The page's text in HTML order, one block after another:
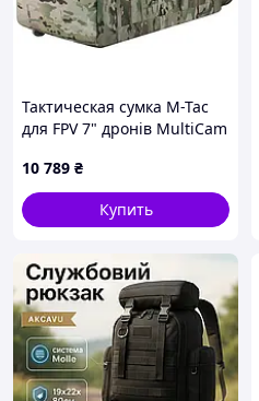
Тактическая сумка M-Tac
для FPV 7" дронів MultiCam
10 789 ₴
Купить